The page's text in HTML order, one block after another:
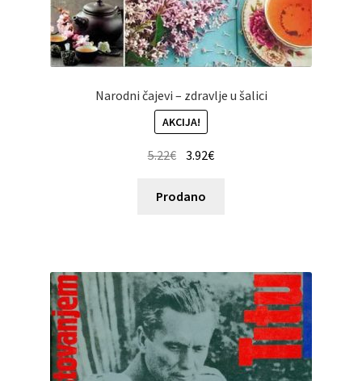
Narodni čajevi – zdravlje u šalici
AKCIJA!
5.22€ 3.92€
Prodano